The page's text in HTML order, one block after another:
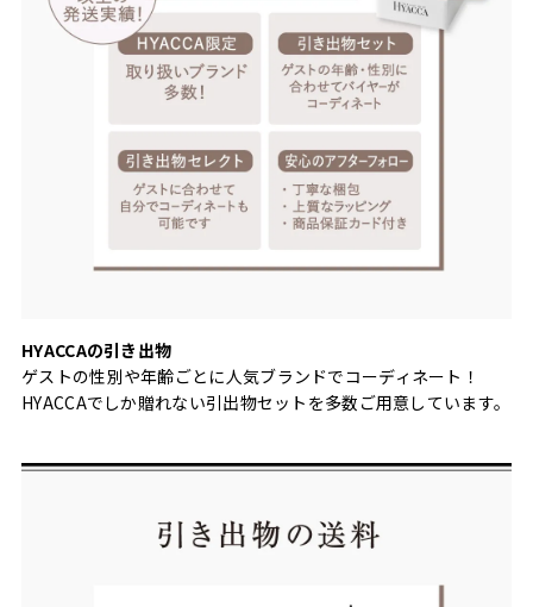
HYACCAの引き出物
ゲストの性別や年齢ごとに人気ブランドでコーディネート！
HYACCAでしか贈れない引出物セットを多数ご用意しています。